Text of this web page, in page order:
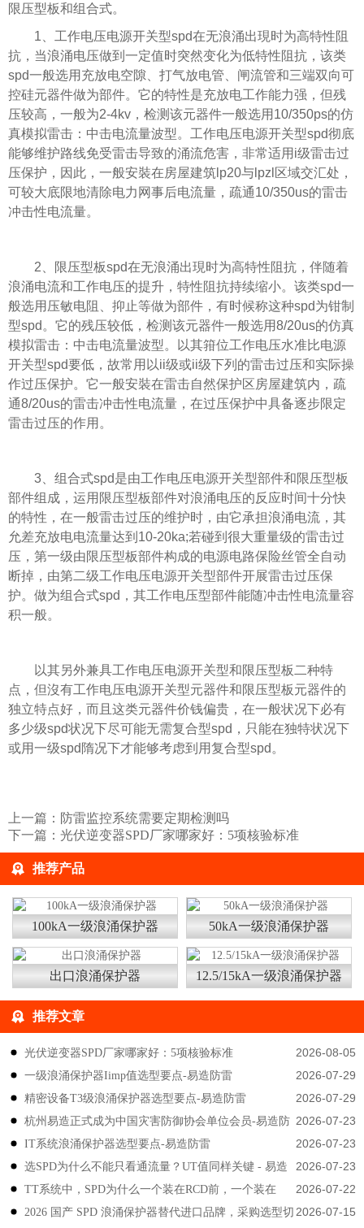
限压型板和组合式。
1、工作电压电源开关型spd在无浪涌出現时为高特性阻
抗，当浪涌电压做到一定值时突然变化为低特性阻抗，该类
spd一般选用充放电空隙、打气放电管、闸流管和三端双向可
控硅元器件做为部件。它的特性是充放电工作能力强，但残
压较高，一般为2-4kv，检测该元器件一般选用10/350ps的仿
真模拟雷击：中击电流量波型。工作电压电源开关型spd彻底
能够维护路线免受雷击导致的涌流危害，非常适用i级雷击过
压保护，因此，一般安裝在房屋建筑lp20与lpzl区域交汇处，
可较大底限地清除电力网事后电流量，疏通10/350us的雷击
冲击性电流量。
2、限压型板spd在无浪涌出現时为高特性阻抗，伴随着
浪涌电流和工作电压的提升，特性阻抗持续缩小。该类spd一
般选用压敏电阻、抑止等做为部件，有时候称这种spd为钳制
型spd。它的残压较低，检测该元器件一般选用8/20us的仿真
模拟雷击：中击电流量波型。以其箝位工作电压水准比电源
开关型spd要低，故常用以ii级或ii级下列的雷击过压和实际操
作过压保护。它一般安裝在雷击自然保护区房屋建筑内，疏
通8/20us的雷击冲击性电流量，在过压保护中具备逐步限定
雷击过压的作用。
3、组合式spd是由工作电压电源开关型部件和限压型板
部件组成，运用限压型板部件对浪涌电压的反应时间十分快
的特性，在一般雷击过压的维护时，由它承担浪涌电流，其
允差充放电电流量达到10-20ka;若碰到很大重量级的雷击过
压，第一级由限压型板部件构成的电源电路保险丝管全自动
断掉，由第二级工作电压电源开关型部件开展雷击过压保
护。做为组合式spd，其工作电压型部件能随冲击性电流量容
积一般。
以其另外兼具工作电压电源开关型和限压型板二种特
点，但沒有工作电压电源开关型元器件和限压型板元器件的
独立特点好，而且这类元器件价钱偏贵，在一般状况下必有
多少级spd状况下尽可能无需复合型spd，只能在独特状况下
或用一级spd隋况下才能够考虑到用复合型spd。
上一篇： 防雷监控系统需要定期检测吗
下一篇： 光伏逆变器SPD厂家哪家好：5项核验标准
推荐产品
100kA一级浪涌保护器 50kA一级浪涌保护器
出口浪涌保护器 12.5/15kA一级浪涌保护器
推荐文章
2026-08-05
光伏逆变器SPD厂家哪家好：5项核验标准
2026-07-29
一级浪涌保护器Iimp值选型要点-易造防雷
2026-07-29
精密设备T3级浪涌保护器选型要点-易造防雷
2026-07-23
杭州易造正式成为中国灾害防御协会单位会员-易造防
雷
2026-07-23
IT系统浪涌保护器选型要点-易造防雷
2026-07-23
选SPD为什么不能只看通流量？UT值同样关键 - 易造
防雷
2026-07-22
TT系统中，SPD为什么一个装在RCD前，一个装在
后？-易造防雷
2026-07-15
2026 国产 SPD 浪涌保护器替代进口品牌，采购选型切